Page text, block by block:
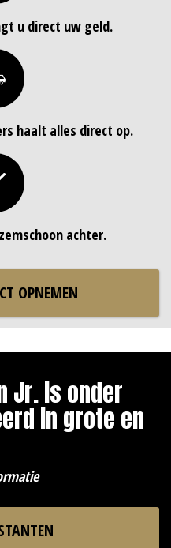
u direct uw geld.
haalt alles direct op.
achter.
OPNEMEN
Jr. is onder
in grote en